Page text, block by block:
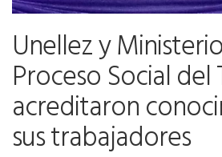
Unellez y
Proceso Social del
acreditaron
sus trabajadores